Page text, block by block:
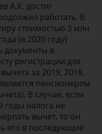
А.К. достиг
работать. В
стоимостью 3 млн
(в 2020 году)
документы в
регистрации для
за 2019, 2018,
пенсионером
В случае, если
годы налога не
вычет, то он
его в последующие